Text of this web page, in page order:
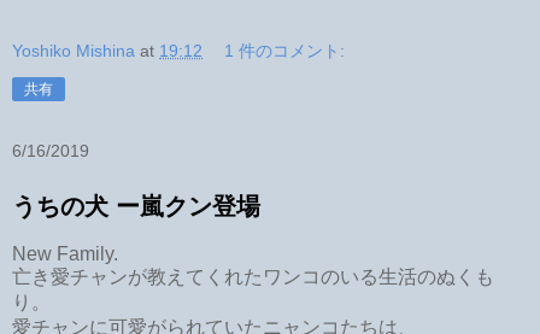
Yoshiko Mishina at 19:12 1 件のコメント:
共有
6/16/2019
うちの犬 ー嵐クン登場
New Family.
亡き愛チャンが教えてくれたワンコのいる生活のぬくも
り。
愛チャンに可愛がられていたニャンコたちは、